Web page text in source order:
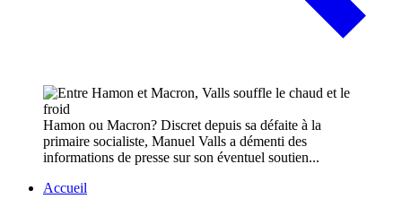
Hamon ou Macron? Discret depuis sa défaite à la
primaire socialiste, Manuel Valls a démenti des
informations de presse sur son éventuel soutien...
Accueil